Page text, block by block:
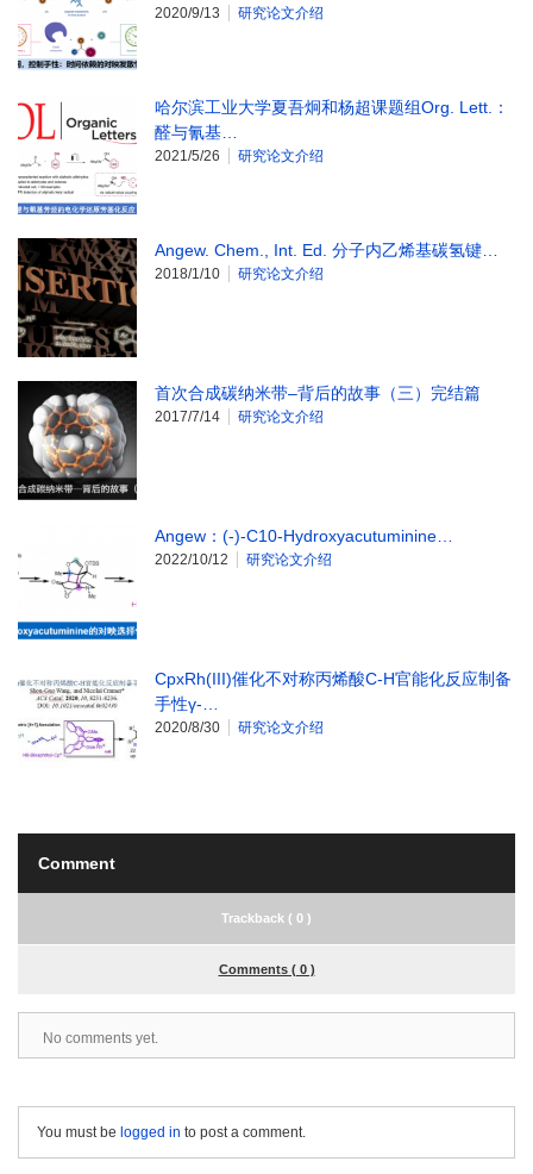
2020/9/13 研究论文介绍
哈尔滨工业大学夏吾炯和杨超课题组Org. Lett.：
醛与氰基…
2021/5/26 研究论文介绍
Angew. Chem., Int. Ed. 分子内乙烯基碳氢键…
2018/1/10 研究论文介绍
首次合成碳纳米带–背后的故事（三）完结篇
2017/7/14 研究论文介绍
Angew：(-)-C10-Hydroxyacutuminine…
2022/10/12 研究论文介绍
CpxRh(III)催化不对称丙烯酸C-H官能化反应制备
手性γ-…
2020/8/30 研究论文介绍
Comment
Trackback ( 0 )
Comments ( 0 )
No comments yet.
You must be logged in to post a comment.